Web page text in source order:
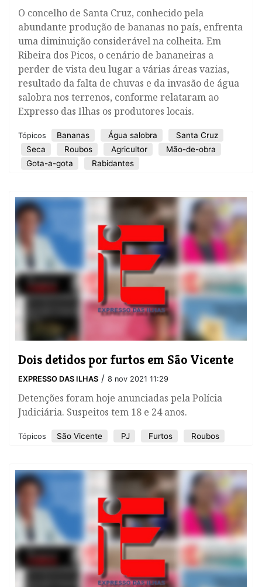
O concelho de Santa Cruz, conhecido pela
abundante produção de bananas no país, enfrenta
uma diminuição considerável na colheita. Em
Ribeira dos Picos, o cenário de bananeiras a
perder de vista deu lugar a várias áreas vazias,
resultado da falta de chuvas e da invasão de água
salobra nos terrenos, conforme relataram ao
Expresso das Ilhas os produtores locais.
Tópicos Bananas Água salobra
Santa Cruz
Seca
Roubos Agricultor
Mão-de-obra
Gota-a-gota
Rabidantes
Dois detidos por furtos em São Vicente
EXPRESSO DAS ILHAS / 8 nov 2021 11:29
Detenções foram hoje anunciadas pela Polícia
Judiciária. Suspeitos tem 18 e 24 anos.
Tópicos São Vicente PJ Furtos Roubos